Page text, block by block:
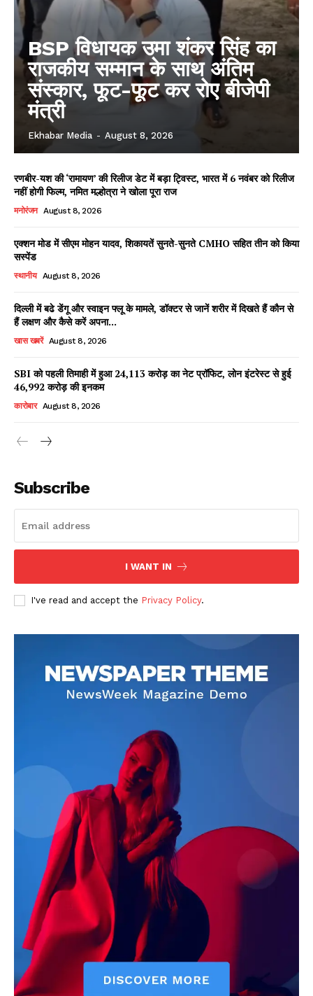
Company
Subscription Plans
My account
BSP विधायक उमा शंकर सिंह का
राजकीय सम्मान के साथ अंतिम
संस्कार, फूट-फूट कर रोए बीजेपी
मंत्री
Ekhabar Media - August 8, 2026
रणबीर-यश की ‘रामायण’ की रिलीज डेट में बड़ा ट्विस्ट, भारत में 6 नवंबर को रिलीज
नहीं होगी फिल्म, नमित मल्होत्रा ने खोला पूरा राज
मनोरंजन August 8, 2026
एक्शन मोड में सीएम मोहन यादव, शिकायतें सुनते-सुनते CMHO सहित तीन को किया
सस्पेंड
स्थानीय August 8, 2026
दिल्ली में बढे डेंगू और स्वाइन फ्लू के मामले, डॉक्टर से जानें शरीर में दिखते हैं कौन से
हैं लक्षण और कैसे करें अपना...
खास खबरें August 8, 2026
SBI को पहली तिमाही में हुआ ₹24,113 करोड़ का नेट प्रॉफिट, लोन इंटरेस्ट से हुई
₹46,992 करोड़ की इनकम
कारोबार August 8, 2026
Subscribe
I WANT IN
I've read and accept the Privacy Policy.